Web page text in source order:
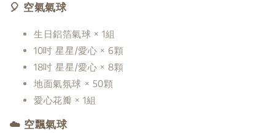
🎈 空氣氣球
生日鋁箔氣球 × 1組
10吋 星星/愛心 × 6顆
18吋 星星/愛心 × 8顆
地面氣氛球 × 50顆
愛心花瓣 × 1組
☁️ 空飄氣球